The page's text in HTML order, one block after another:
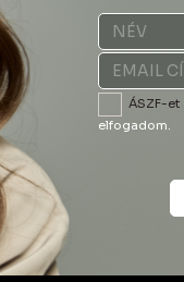
ÁSZF-et
elfogadom.